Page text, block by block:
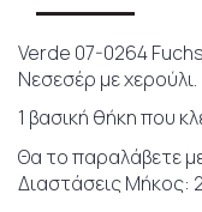
Verde 07-0264
Νεσεσέρ με χερούλι.
1 βασική θήκη που
Θα το παραλάβετε
Διαστάσεις Μήκος: